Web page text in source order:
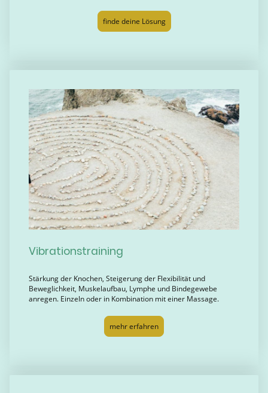
finde deine Lösung
Vibrationstraining
Stärkung der Knochen, Steigerung der Flexibilität und
Beweglichkeit, Muskelaufbau, Lymphe und Bindegewebe
anregen. Einzeln oder in Kombination mit einer Massage.
mehr erfahren